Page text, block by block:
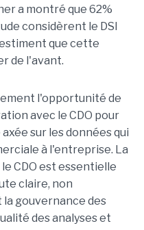
a montré que 62%
considèrent le DSI
que cette
de l'avant.
l'opportunité de
avec le CDO pour
sur les données qui
à l'entreprise. La
CDO est essentielle
claire, non
gouvernance des
des analyses et